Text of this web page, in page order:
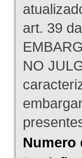
art. 39
NO
Numero